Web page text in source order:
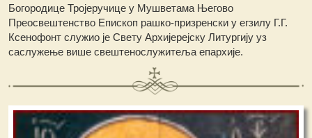
Богородице Тројеручице у Мушветама Његово
Преосвештенство Епископ рашко-призренски у егзилу Г.Г.
Ксенофонт служио је Свету Архијерејску Литургију уз
саслужење више свештенослужитеља епархије.